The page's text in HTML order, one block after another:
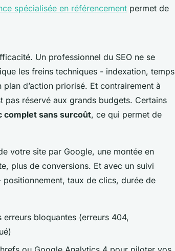
spécialisée en référencement permet de
Un professionnel du SEO ne se
les freins techniques - indexation, temps
d’action priorisé. Et contrairement à
pas réservé aux grands budgets. Certains
complet sans surcoût, ce qui permet de
votre site par Google, une montée en
plus de conversions. Et avec un suivi
taux de clics, durée de
erreurs bloquantes (erreurs 404,